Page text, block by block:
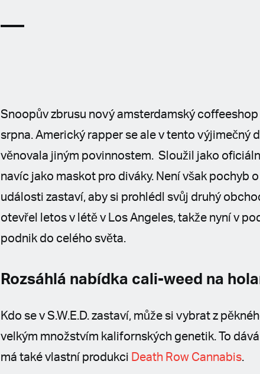
Snoopův zbrusu nový amsterdamský coffeeshop
srpna. Americký rapper se ale v tento výjimečný
věnovala jiným povinnostem. Sloužil jako
navíc jako maskot pro diváky. Není však pochyb
události zastaví, aby si prohlédl svůj druhý
otevřel letos v létě v Los Angeles, takže nyní v
podnik do celého světa.
Rozsáhlá nabídka cali-weed na
Kdo se v S.W.E.D. zastaví, může si vybrat z
velkým množstvím kalifornských genetik. To
má také vlastní produkci Death Row Cannabis.